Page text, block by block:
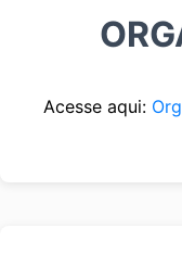
Acesse aqui: